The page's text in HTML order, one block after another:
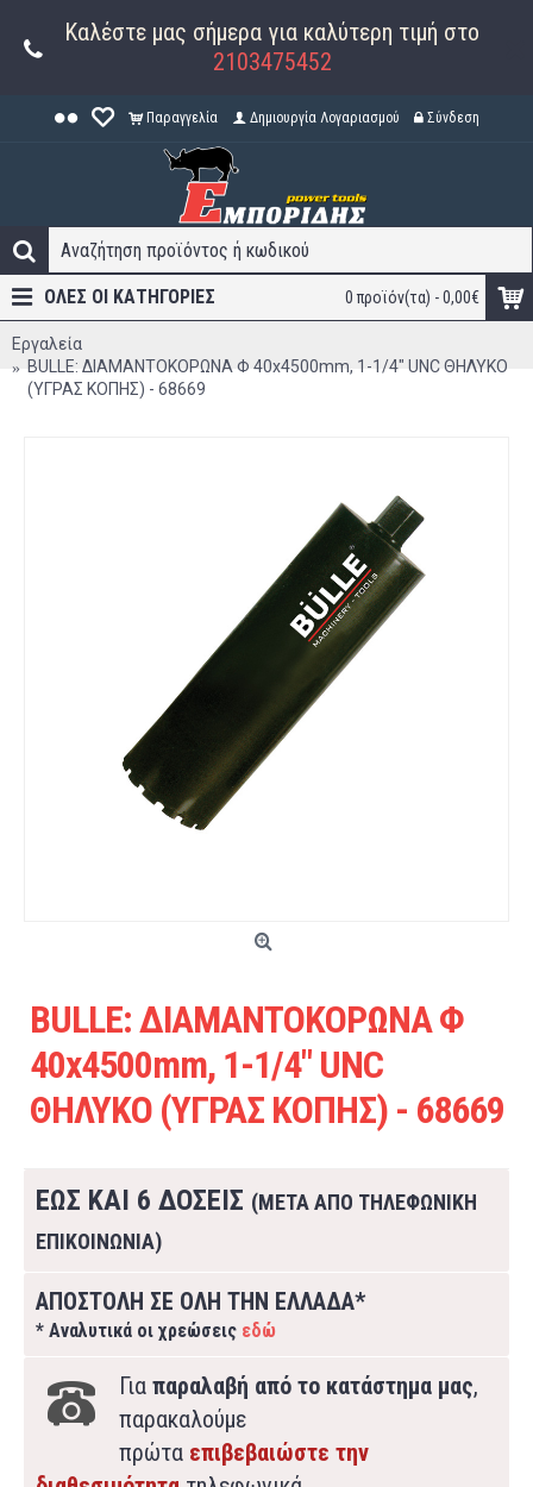
Καλέστε μας σήμερα για καλύτερη τιμή στο
2103475452
Παραγγελία Δημιουργία Λογαριασμού Σύνδεση
0 προϊόν(τα) - 0,00€
ΟΛΕΣ ΟΙ ΚΑΤΗΓΟΡΊΕΣ
Εργαλεία
BULLE: ΔΙΑΜΑΝΤΟΚΟΡΩΝΑ Φ 40x4500mm, 1-1/4" UNC ΘΗΛΥΚΟ
(ΥΓΡΑΣ ΚΟΠΗΣ) - 68669
BULLE: ΔΙΑΜΑΝΤΟΚΟΡΩΝΑ Φ
40x4500mm, 1-1/4" UNC
ΘΗΛΥΚΟ (ΥΓΡΑΣ ΚΟΠΗΣ) - 68669
ΕΩΣ ΚΑΙ 6 ΔΟΣΕΙΣ (ΜΕΤΑ ΑΠΟ ΤΗΛΕΦΩΝΙΚΗ
ΕΠΙΚΟΙΝΩΝΙΑ)
ΑΠΟΣΤΟΛΗ ΣΕ ΟΛΗ ΤΗΝ ΕΛΛΑΔΑ*
* Αναλυτικά οι χρεώσεις εδώ
Για παραλαβή από το κατάστημα μας,
παρακαλούμε
πρώτα επιβεβαιώστε την